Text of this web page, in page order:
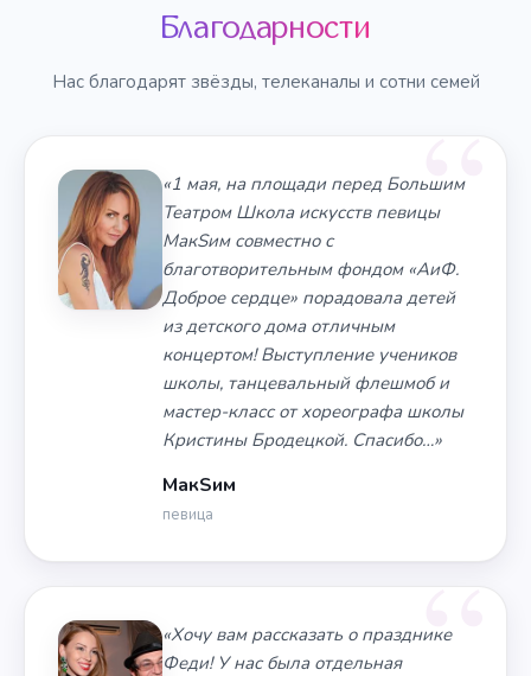
Благодарности
Нас благодарят звёзды, телеканалы и сотни семей
«1 мая, на площади перед Большим
Театром Школа искусств певицы
МакSим совместно с
благотворительным фондом «АиФ.
Доброе сердце» порадовала детей
из детского дома отличным
концертом! Выступление учеников
школы, танцевальный флешмоб и
мастер-класс от хореографа школы
Кристины Бродецкой. Спасибо…»
МакSим
певица
«Хочу вам рассказать о празднике
Феди! У нас была отдельная